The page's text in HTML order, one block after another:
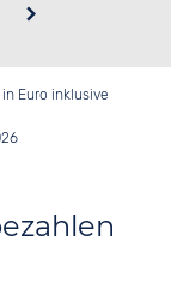
Euro inklusive